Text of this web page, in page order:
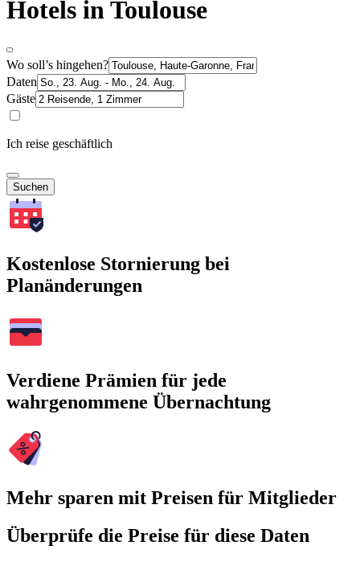
Hotels in Toulouse
Wo soll’s hingehen?
Daten
Gäste
Ich reise geschäftlich
Suchen
Kostenlose Stornierung bei
Planänderungen
Verdiene Prämien für jede
wahrgenommene Übernachtung
Mehr sparen mit Preisen für Mitglieder
Überprüfe die Preise für diese Daten